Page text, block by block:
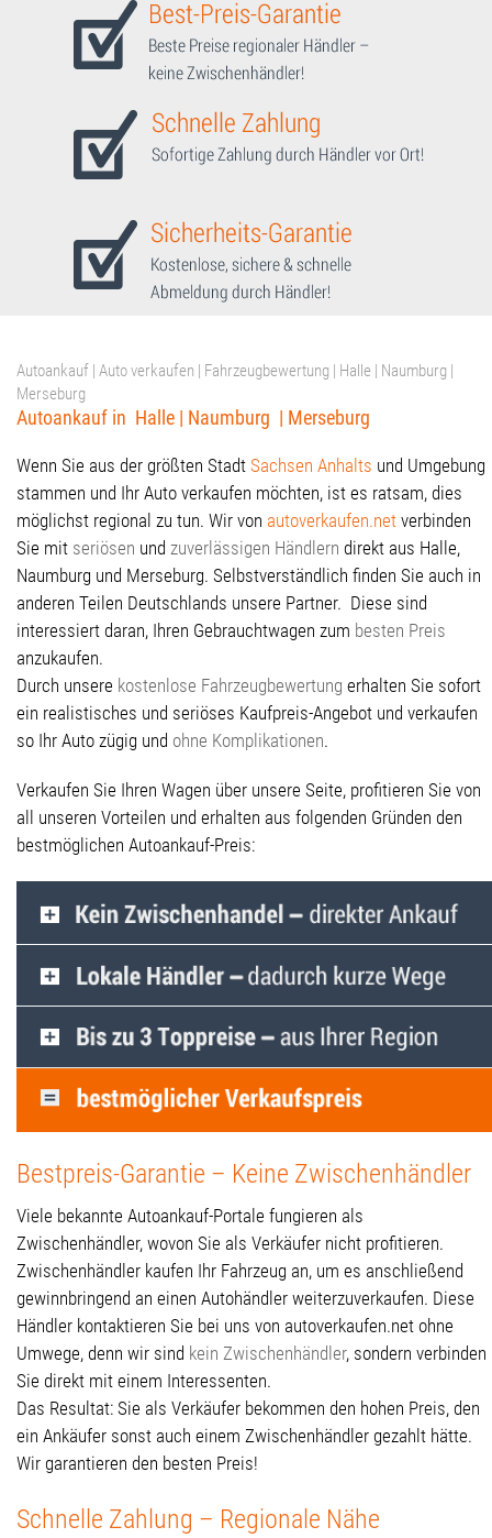
Autoankauf | Auto verkaufen | Fahrzeugbewertung | Halle | Naumburg |
Merseburg
Autoankauf in Halle | Naumburg | Merseburg
Wenn Sie aus der größten Stadt Sachsen Anhalts und Umgebung
stammen und Ihr Auto verkaufen möchten, ist es ratsam, dies
möglichst regional zu tun. Wir von autoverkaufen.net verbinden
Sie mit seriösen und zuverlässigen Händlern direkt aus Halle,
Naumburg und Merseburg. Selbstverständlich finden Sie auch in
anderen Teilen Deutschlands unsere Partner. Diese sind
interessiert daran, Ihren Gebrauchtwagen zum besten Preis
anzukaufen.
Durch unsere kostenlose Fahrzeugbewertung erhalten Sie sofort
ein realistisches und seriöses Kaufpreis-Angebot und verkaufen
so Ihr Auto zügig und ohne Komplikationen.
Verkaufen Sie Ihren Wagen über unsere Seite, profitieren Sie von
all unseren Vorteilen und erhalten aus folgenden Gründen den
bestmöglichen Autoankauf-Preis:
Bestpreis-Garantie – Keine Zwischenhändler
Viele bekannte Autoankauf-Portale fungieren als
Zwischenhändler, wovon Sie als Verkäufer nicht profitieren.
Zwischenhändler kaufen Ihr Fahrzeug an, um es anschließend
gewinnbringend an einen Autohändler weiterzuverkaufen. Diese
Händler kontaktieren Sie bei uns von autoverkaufen.net ohne
Umwege, denn wir sind kein Zwischenhändler, sondern verbinden
Sie direkt mit einem Interessenten.
Das Resultat: Sie als Verkäufer bekommen den hohen Preis, den
ein Ankäufer sonst auch einem Zwischenhändler gezahlt hätte.
Wir garantieren den besten Preis!
Schnelle Zahlung – Regionale Nähe